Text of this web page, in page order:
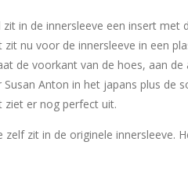
zit in de innersleeve een insert met
zit nu voor de innersleeve in een
de voorkant van de hoes, aan
Anton in het japans plus de
ziet er nog perfect uit.
zelf zit in de originele innersleeve.